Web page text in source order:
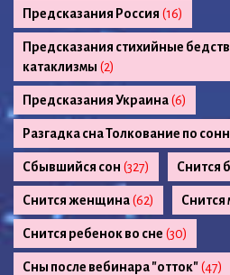
Предсказания Россия (16)
Предсказания стихийные
катаклизмы (2)
Предсказания Украина(6)
Разгадка сна Толкование по
Сбывшийся сон (327) Снится
Снится женщина(62) Снится
Снится ребенок во сне (30)
Сны после вебинара "отток"(47)